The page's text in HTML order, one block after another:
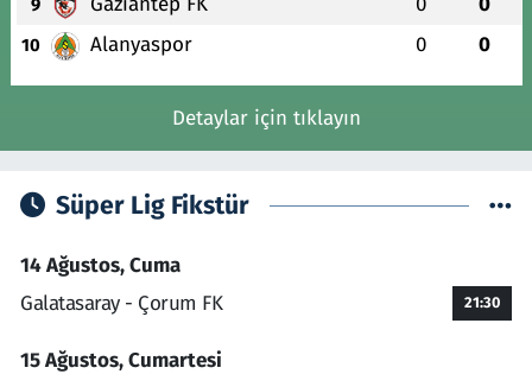
9
10 Alanyaspor 0 0
Detaylar için tıklayın
Süper Lig Fikstür
14 Ağustos, Cuma
Galatasaray - Çorum FK
21:30
15 Ağustos, Cumartesi